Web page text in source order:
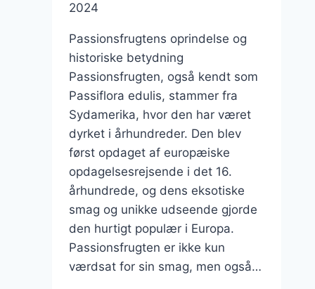
2024
Passionsfrugtens oprindelse og
historiske betydning
Passionsfrugten, også kendt som
Passiflora edulis, stammer fra
Sydamerika, hvor den har været
dyrket i århundreder. Den blev
først opdaget af europæiske
opdagelsesrejsende i det 16.
århundrede, og dens eksotiske
smag og unikke udseende gjorde
den hurtigt populær i Europa.
Passionsfrugten er ikke kun
værdsat for sin smag, men også…